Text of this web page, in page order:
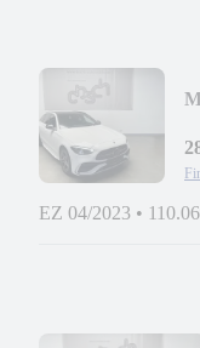
EZ 04/2023 •